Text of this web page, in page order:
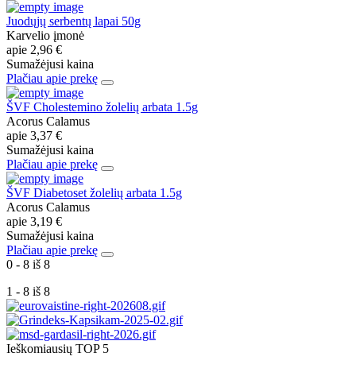
Juodųjų serbentų lapai 50g
Karvelio įmonė
apie 2,96 €
Sumažėjusi kaina
Plačiau apie prekę
ŠVF Cholestemino žolelių arbata 1.5g
Acorus Calamus
apie 3,37 €
Sumažėjusi kaina
Plačiau apie prekę
ŠVF Diabetoset žolelių arbata 1.5g
Acorus Calamus
apie 3,19 €
Sumažėjusi kaina
Plačiau apie prekę
0 - 8 iš 8
1 - 8 iš 8
Ieškomiausių TOP 5